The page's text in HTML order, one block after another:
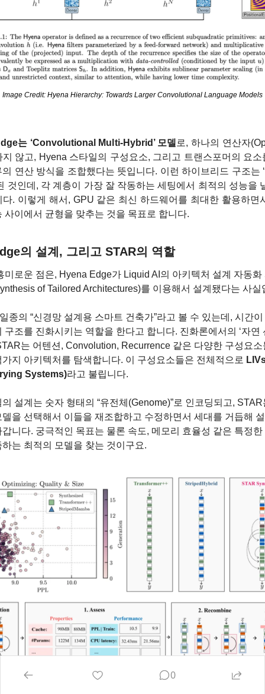
Image Credit: Hyena Hierarchy: Towards Larger Convolutional Language Models
는 ‘Convolutional Multi-Hybrid’ 모델 로, 하나의 연산자
지 않고, Hyena 스타일의 구성요소, 그리고 트랜스포머의 요소
연산 방식을 조합했다는 뜻입니다. 이런 하이브리드 구조는
것인데, 각 계층이 가장 잘 작동하는 세팅에서 최적의 성능을
다. 이렇게 해서, GPU 같은 최신 하드웨어를 최대한 활용하면
사이에서 균형을 맞추는 것을 목표로 합니다.
의 설계, 그리고 STAR의 역할
of Tailored Architectures)를 이용해서 설계됐다는 사실
종의 “신경망 설계용 스마트 건축가”라고 볼 수 있는데, 시간
구조를 진화시키는 역할을 한다고 합니다. 진화론에서의 ‘자연
는 어텐션, Convolution, Recurrence 같은 다양한 구성요소
지 아키텍처를 탐색합니다. 이 구성요소들은 전체적으로
Systems)라고 불립니다.
설계는 숫자 형태의 “유전체(Genome)”로 인코딩되고,
을 선택해서 이들을 재조합하고 수정하면서 세대를 거듭해
니다. 궁극적인 목표는 물론 속도, 메모리 효율성 같은 특정한
는 최적의 모델을 찾는 것이구요.
0